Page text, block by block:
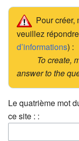
Pour créer,
veuillez
d’informations) :
To create,
answer to the
Le quatrième mot
ce site : :